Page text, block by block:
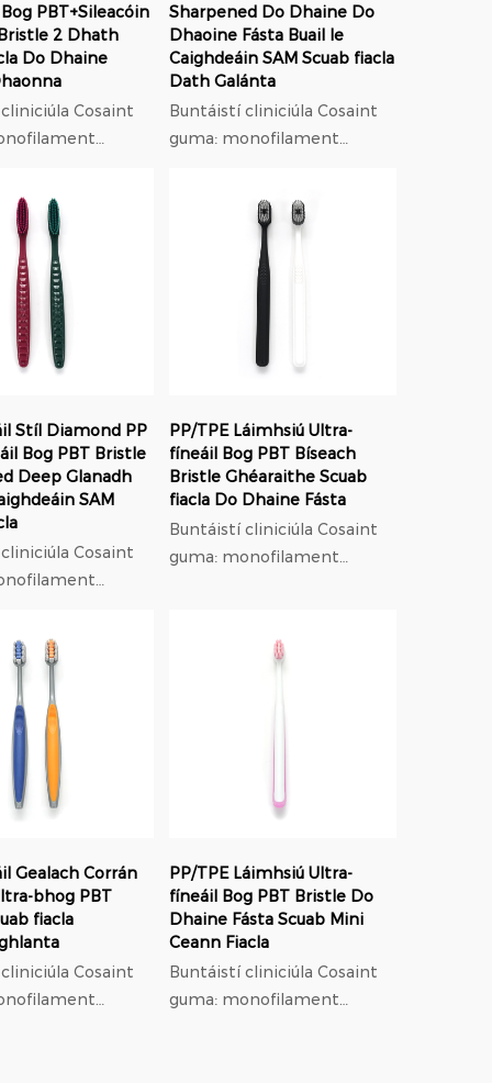
PBT+Sileacóin
2 Dhath
Do Dhaine
Cosaint
leaisteach,
lú brú ar gumaí ná
f...
Sharpened Do Dhaine Do
Dhaoine Fásta Buail le
Caighdeáin SAM Scuab fiacla
Dath Galánta
Buntáistí cliniciúla Cosaint
guma: monofilament
37% níos lú brú ar gumaí ná
orthodontach: f...
Stíl Diamond PP
Bog PBT Bristle
Deep Glanadh
SAM
Cosaint
leaisteach,
lú brú ar gumaí ná
f...
PP/TPE Láimhsiú Ultra-
fíneáil Bog PBT Bíseach
Bristle Ghéaraithe Scuab
fiacla Do Dhaine Fásta
Buntáistí cliniciúla Cosaint
guma: monofilament
37% níos lú brú ar gumaí ná
Gealach Corrán
bhog PBT
fiacla
Cosaint
PP/TPE Láimhsiú Ultra-
fíneáil Bog PBT Bristle Do
Dhaine Fásta Scuab Mini
Ceann Fiacla
Buntáistí cliniciúla Cosaint
guma: monofilament